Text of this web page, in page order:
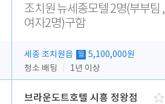
조치원 뉴세종모텔 2명(부부팀 ,
여자2명)구함
세종 조치원읍 월
5,100,000원
청소 배팅
1년 이상
브라운도트호텔 시흥 정왕점